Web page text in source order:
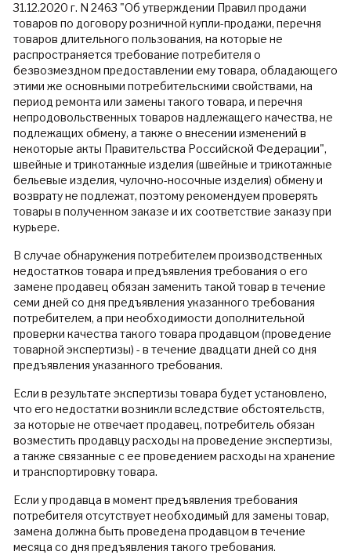
31.12.2020 г. N 2463 "Об утверждении Правил продажи
товаров по договору розничной купли-продажи, перечня
товаров длительного пользования, на которые не
распространяется требование потребителя о
безвозмездном предоставлении ему товара, обладающего
этими же основными потребительскими свойствами, на
период ремонта или замены такого товара, и перечня
непродовольственных товаров надлежащего качества, не
подлежащих обмену, а также о внесении изменений в
некоторые акты Правительства Российской Федерации",
швейные и трикотажные изделия (швейные и трикотажные
бельевые изделия, чулочно-носочные изделия) обмену и
возврату не подлежат, поэтому рекомендуем проверять
товары в полученном заказе и их соответствие заказу при
курьере.
В случае обнаружения потребителем производственных
недостатков товара и предъявления требования о его
замене продавец обязан заменить такой товар в течение
семи дней со дня предъявления указанного требования
потребителем, а при необходимости дополнительной
проверки качества такого товара продавцом (проведение
товарной экспертизы) - в течение двадцати дней со дня
предъявления указанного требования.
Если в результате экспертизы товара будет установлено,
что его недостатки возникли вследствие обстоятельств,
за которые не отвечает продавец, потребитель обязан
возместить продавцу расходы на проведение экспертизы,
а также связанные с ее проведением расходы на хранение
и транспортировку товара.
Если у продавца в момент предъявления требования
потребителя отсутствует необходимый для замены товар,
замена должна быть проведена продавцом в течение
месяца со дня предъявления такого требования.